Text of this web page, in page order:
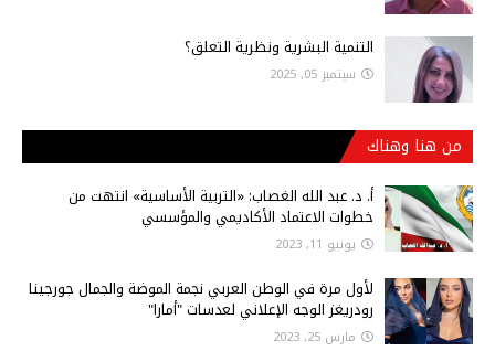
التنمية البشرية ونظرية التعلق؟
سبتمبر 05, 2025
من هنا وهناك
أ‌. د. عبد الله الغصاب: «التربية الأساسية» انتهت من
خطوات الاعتماد الأكاديمي والمؤسسي
يونيو 11, 2023
لأول مرة في الوطن العربي نجمة الموضة والجمال جورجينا
رودريغز الوجه الإعلاني لعدسات "أمارا"
مارس 25, 2023